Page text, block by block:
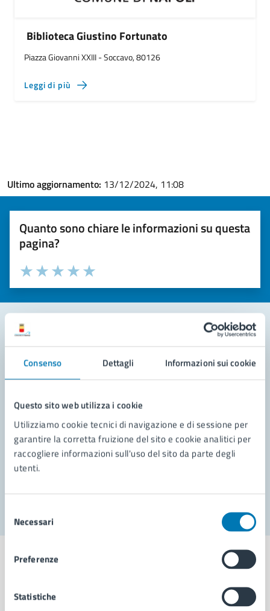
Consenso Dettagli Informazioni sui cookie
Questo sito web utilizza i cookie
Utilizziamo cookie tecnici di navigazione e di sessione per
garantire la corretta fruizione del sito e cookie analitici per
raccogliere informazioni sull'uso del sito da parte degli
utenti.
delNecessari
Preferenze
Statistiche
Biblioteca Giustino Fortunato
Piazza Giovanni XXIII - Soccavo, 80126
Leggi di più
Ultimo aggiornamento: 13/12/2024, 11:08
Quanto sono chiare le informazioni su questa
pagina?
Valuta la chiarezza delle informazioni (da 1 a 5 stelle)
Seleziona il numero di stelle per valutare la chiarezza delle
Valuta 5 stelle su 5
Valuta 4 stelle su 5
Valuta 3 stelle su 5
Valuta 2 stelle su 5
Valuta 1 stelle su 5
Leggi le domande frequenti
Richiedi assistenza
Prenota appuntamento
Problemi in città
Comune di Napoli